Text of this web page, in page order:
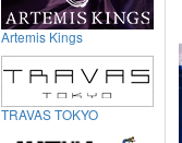
Artemis Kings
TRAVAS TOKYO